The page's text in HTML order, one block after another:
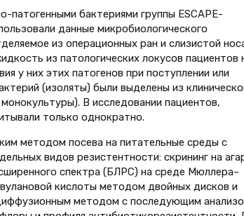
патогенными бактериями группы ESCAPE-
данные микробиологического
из операционных ран и слизистой
из патологических локусов пациентов
у них этих патогенов при поступлении или
(изоляты) были выделены из
В исследовании пациентов,
только однократно.
методом посева на питательные среды с
видов резистентности: скрининг на
спектра (БЛРС) на среде Мюллера–
кислоты методом двойных дисков и
методом с последующим